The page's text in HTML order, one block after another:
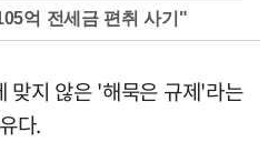
억 전세금 편취 사기"
맞지 않은 '해묵은 규제'라는
다.